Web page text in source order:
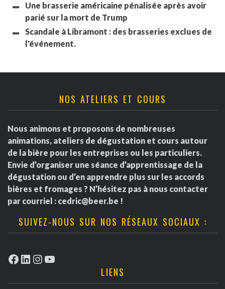
Une brasserie américaine pénalisée après avoir
parié sur la mort de Trump
Scandale à Libramont : des brasseries exclues de
l'événement.
NOS ATELIERS ET COURS
Nous animons et proposons de nombreuses
animations, ateliers de dégustation et cours autour
de la bière pour les entreprises ou les particuliers.
Envie d’organiser une séance d’apprentissage de la
dégustation ou d’en apprendre plus sur les accords
bières et fromages ? N’hésitez pas à nous contacter
par courriel : cedric@beer.be !
SUIVEZ-NOUS SUR NOS RÉSEAUX SOCIAUX :
Facebook
LinkedIn
Instagram
YouTube
LIENS